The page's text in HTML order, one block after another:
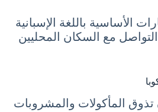
الأساسية باللغة الإسبانية
مع السكان المحليين
تذوق المأكولات والمشروبات